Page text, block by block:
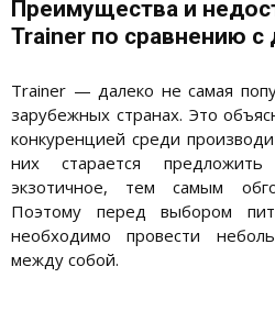
Преимущества и
Trainer по сравнению с
Trainer — далеко не самая
зарубежных странах. Это
конкуренцией среди
них старается
экзотичное, тем самым
Поэтому перед выбором
необходимо провести
между собой.